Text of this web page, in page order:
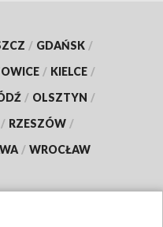
/ GDAŃSK /
/ KIELCE /
/ OLSZTYN /
/ RZESZÓW /
/ WROCŁAW